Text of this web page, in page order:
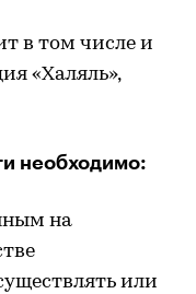
в том числе и
«Халяль»,
необходимо:
на
или